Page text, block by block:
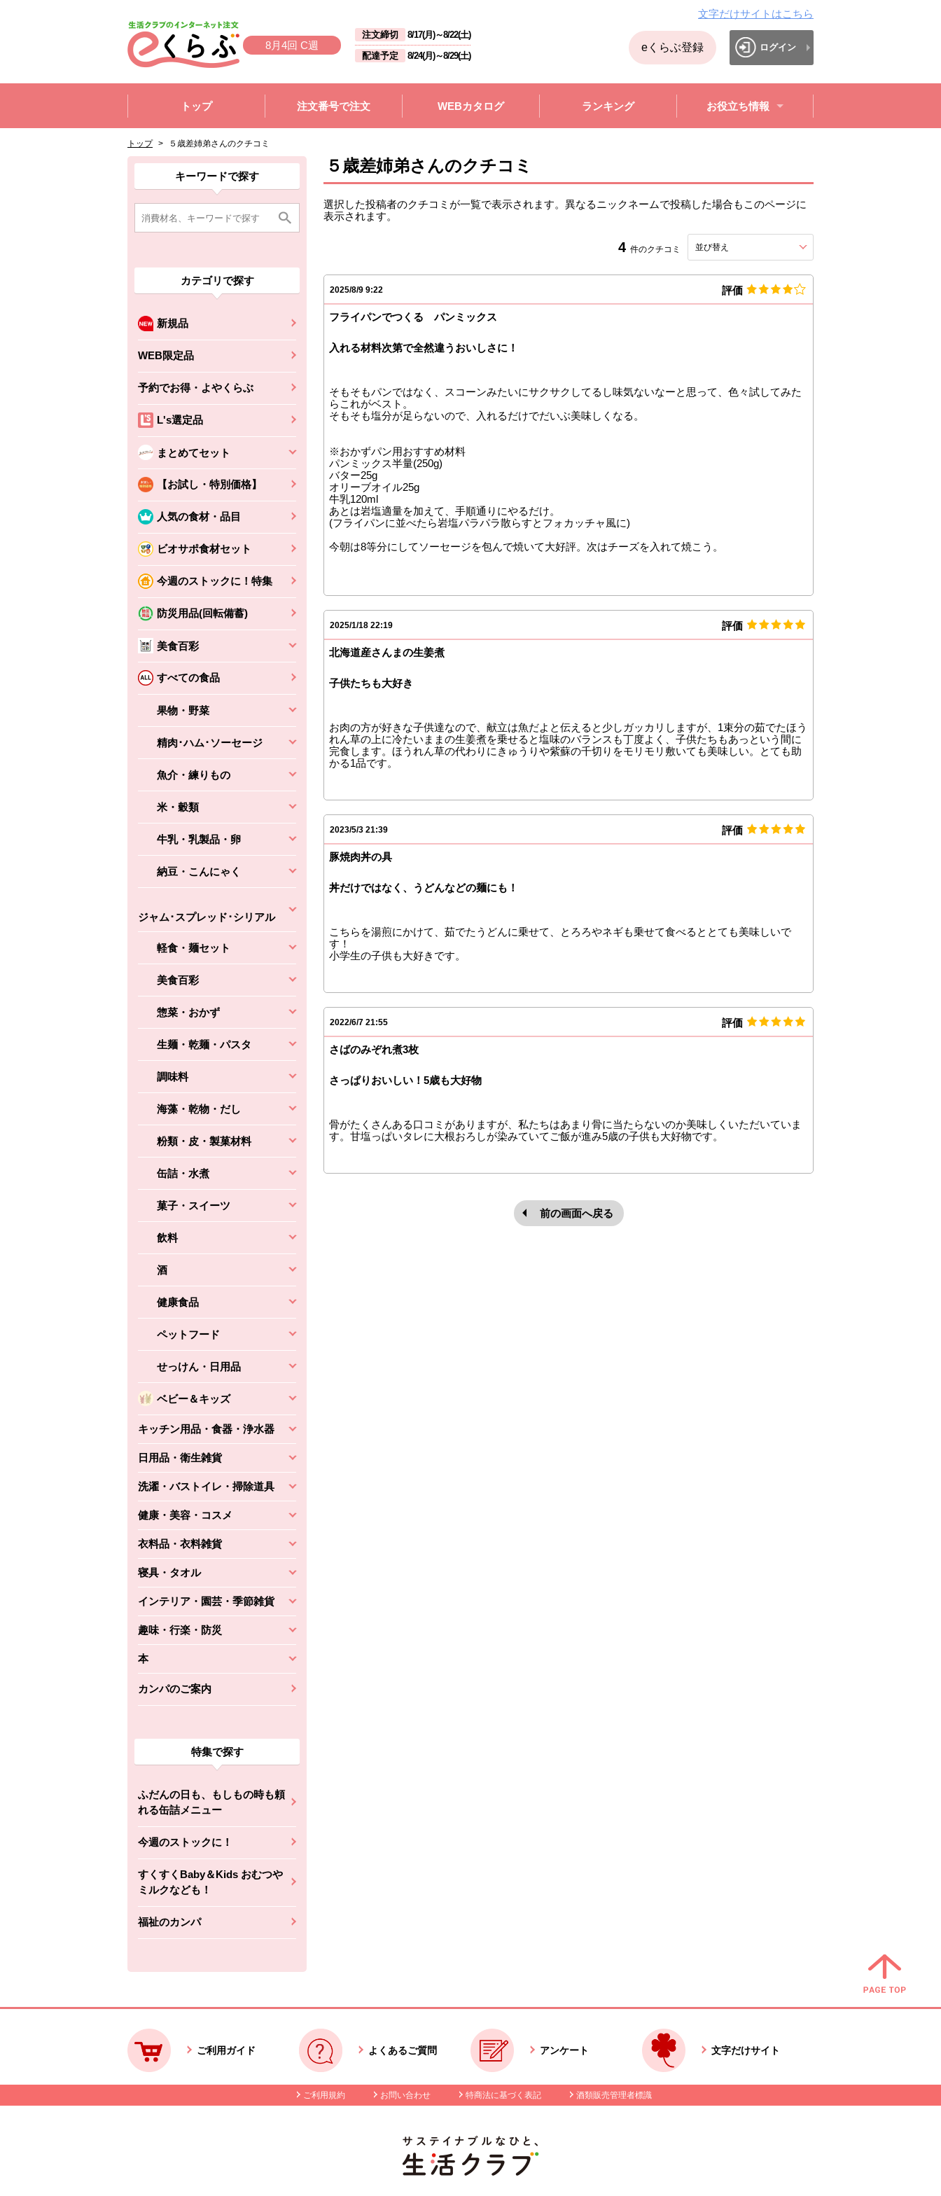
8月4回 C週
注文締切 8/17(月)～8/22(土)
配達予定
8/24(月)～8/29(土)
文字だけサイトはこちら
eくらぶ登録 ログイン
トップ
注文番号で注文 WEBカタログ ランキング お役立ち情報
トップ > ５歳差姉弟さんのクチコミ
ここから消費材検索メニューです。
キーワードで探す
カテゴリで探す
新規品
WEB限定品
予約でお得・よやくらぶ
L's選定品
まとめてセット
【お試し・特別価格】
人気の食材・品目
ビオサポ食材セット
今週のストックに！特集
防災用品(回転備蓄)
美食百彩
すべての食品
果物・野菜
精肉･ハム･ソーセージ
魚介・練りもの
米・穀類
牛乳・乳製品・卵
納豆・こんにゃく
ジャム･スプレッド･シリアル
軽食・麺セット
美食百彩
惣菜・おかず
生麺・乾麺・パスタ
調味料
海藻・乾物・だし
粉類・皮・製菓材料
缶詰・水煮
菓子・スイーツ
飲料
酒
健康食品
ペットフード
せっけん・日用品
ベビー＆キッズ
キッチン用品・食器・浄水器
日用品・衛生雑貨
洗濯・バストイレ・掃除道具
健康・美容・コスメ
衣料品・衣料雑貨
寝具・タオル
インテリア・園芸・季節雑貨
趣味・行楽・防災
本
カンパのご案内
特集で探す
ふだんの日も、もしもの時も頼
れる缶詰メニュー
今週のストックに！
すくすくBaby＆Kids おむつや
ミルクなども！
福祉のカンパ
消費材検索メニューここまで。
ここから本文です。 ５歳差姉弟さんのクチコミ
選択した投稿者のクチコミが一覧で表示されます。異なるニックネームで投稿した場合もこのページに
表示されます。
4 件のクチコミ 並び替え
2025/8/9 9:22 評価
フライパンでつくる パンミックス
入れる材料次第で全然違うおいしさに！
そもそもパンではなく、スコーンみたいにサクサクしてるし味気ないなーと思って、色々試してみた
らこれがベスト。
そもそも塩分が足らないので、入れるだけでだいぶ美味しくなる。
※おかずパン用おすすめ材料
パンミックス半量(250g)
バター25g
オリーブオイル25g
牛乳120ml
あとは岩塩適量を加えて、手順通りにやるだけ。
(フライパンに並べたら岩塩パラパラ散らすとフォカッチャ風に)
今朝は8等分にしてソーセージを包んで焼いて大好評。次はチーズを入れて焼こう。
2025/1/18 22:19 評価
北海道産さんまの生姜煮
子供たちも大好き
お肉の方が好きな子供達なので、献立は魚だよと伝えると少しガッカリしますが、1束分の茹でたほう
れん草の上に冷たいままの生姜煮を乗せると塩味のバランスも丁度よく、子供たちもあっという間に
完食します。ほうれん草の代わりにきゅうりや紫蘇の千切りをモリモリ敷いても美味しい。とても助
かる1品です。
2023/5/3 21:39 評価
豚焼肉丼の具
丼だけではなく、うどんなどの麺にも！
こちらを湯煎にかけて、茹でたうどんに乗せて、とろろやネギも乗せて食べるととても美味しいで
す！
小学生の子供も大好きです。
2022/6/7 21:55 評価
さばのみぞれ煮3枚
さっぱりおいしい！5歳も大好物
骨がたくさんある口コミがありますが、私たちはあまり骨に当たらないのか美味しくいただいていま
す。甘塩っぱいタレに大根おろしが染みていてご飯が進み5歳の子供も大好物です。
前の画面へ戻る
本文ここまで。
ここから共通フッターメニューです。
ご利用ガイド よくあるご質問 アンケート 文字だけサイト
ご利用規約 お問い合わせ 特商法に基づく表記 酒類販売管理者標識